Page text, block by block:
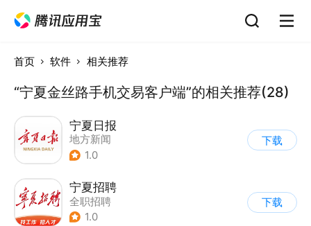
首页 软件 相关推荐
“宁夏金丝路手机交易客户端”的相关推荐(28)
宁夏日报
地方新闻
1.0
下载
宁夏招聘
全职招聘
1.0
下载